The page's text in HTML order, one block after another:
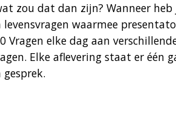
zou dat dan zijn? Wanneer
waarmee
Vragen elke dag aan
Elke aflevering staat er één